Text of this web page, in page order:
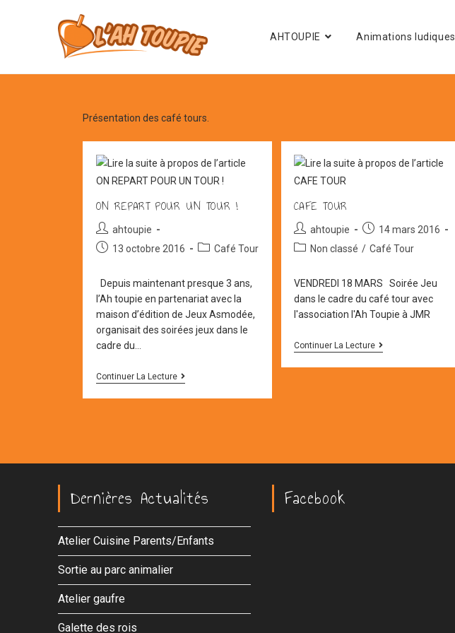
AHTOUPIE Animations ludiques
Présentation des café tours.
ON REPART POUR UN TOUR !
Auteur/autrice
de
ahtoupie
Post13 octobre 2016
PostCafé Tour
Depuis maintenant presque 3 ans,
l’Ah toupie en partenariat avec la
maison d’édition de Jeux Asmodée,
organisait des soirées jeux dans le
cadre du…
Continuer La LectureON
POUR
CAFE TOUR
Auteur/autrice
de
ahtoupie
Post
published:
14 mars 2016
PostNon classé / Café Tour
VENDREDI 18 MARS Soirée Jeu
dans le cadre du café tour avec
l'association l'Ah Toupie à JMR
Continuer La LectureCAFE
Dernières Actualités
Atelier Cuisine Parents/Enfants
Sortie au parc animalier
Atelier gaufre
Galette des rois
Facebook